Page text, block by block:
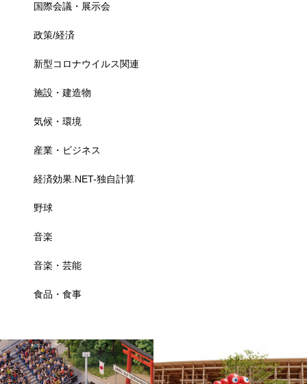
国際会議・展示会
政策/経済
新型コロナウイルス関連
施設・建造物
気候・環境
産業・ビジネス
経済効果.NET-独自計算
野球
音楽
音楽・芸能
食品・食事